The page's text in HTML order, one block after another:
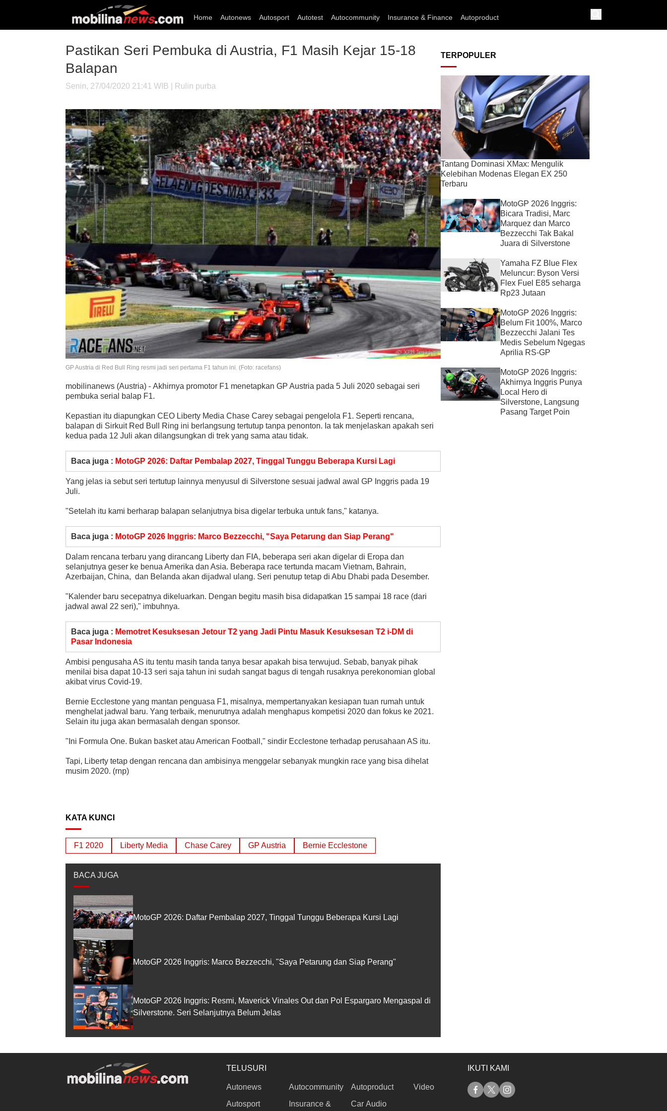
Home Autonews Autosport Autotest Autocommunity Insurance & Finance Autoproduct
Pastikan Seri Pembuka di Austria, F1 Masih Kejar 15-18
Balapan
Senin, 27/04/2020 21:41 WIB | Rulin purba
GP Austria di Red Bull Ring resmi jadi seri pertama F1 tahun ini. (Foto: racefans)
mobilinanews (Austria) - Akhirnya promotor F1 menetapkan GP Austria pada 5 Juli 2020 sebagai seri
pembuka serial balap F1.
Kepastian itu diapungkan CEO Liberty Media Chase Carey sebagai pengelola F1. Seperti rencana,
balapan di Sirkuit Red Bull Ring ini berlangsung tertutup tanpa penonton. Ia tak menjelaskan apakah seri
kedua pada 12 Juli akan dilangsungkan di trek yang sama atau tidak.
Baca juga : MotoGP 2026: Daftar Pembalap 2027, Tinggal Tunggu Beberapa Kursi Lagi
Yang jelas ia sebut seri tertutup lainnya menyusul di Silverstone sesuai jadwal awal GP Inggris pada 19
Juli.
"Setelah itu kami berharap balapan selanjutnya bisa digelar terbuka untuk fans," katanya.
Baca juga : MotoGP 2026 Inggris: Marco Bezzecchi, "Saya Petarung dan Siap Perang"
Dalam rencana terbaru yang dirancang Liberty dan FIA, beberapa seri akan digelar di Eropa dan
selanjutnya geser ke benua Amerika dan Asia. Beberapa race tertunda macam Vietnam, Bahrain,
Azerbaijan, China, dan Belanda akan dijadwal ulang. Seri penutup tetap di Abu Dhabi pada Desember.
"Kalender baru secepatnya dikeluarkan. Dengan begitu masih bisa didapatkan 15 sampai 18 race (dari
jadwal awal 22 seri)," imbuhnya.
Baca juga : Memotret Kesuksesan Jetour T2 yang Jadi Pintu Masuk Kesuksesan T2 i-DM di
Pasar Indonesia
Ambisi pengusaha AS itu tentu masih tanda tanya besar apakah bisa terwujud. Sebab, banyak pihak
menilai bisa dapat 10-13 seri saja tahun ini sudah sangat bagus di tengah rusaknya perekonomian global
akibat virus Covid-19.
Bernie Ecclestone yang mantan penguasa F1, misalnya, mempertanyakan kesiapan tuan rumah untuk
menghelat jadwal baru. Yang terbaik, menurutnya adalah menghapus kompetisi 2020 dan fokus ke 2021.
Selain itu juga akan bermasalah dengan sponsor.
"Ini Formula One. Bukan basket atau American Football," sindir Ecclestone terhadap perusahaan AS itu.
Tapi, Liberty tetap dengan rencana dan ambisinya menggelar sebanyak mungkin race yang bisa dihelat
musim 2020. (rnp)
KATA KUNCI
F1 2020 Liberty Media Chase Carey GP Austria Bernie Ecclestone
BACA JUGA
MotoGP 2026: Daftar Pembalap 2027, Tinggal Tunggu Beberapa Kursi Lagi
MotoGP 2026 Inggris: Marco Bezzecchi, "Saya Petarung dan Siap Perang"
MotoGP 2026 Inggris: Resmi, Maverick Vinales Out dan Pol Espargaro Mengaspal di
Silverstone. Seri Selanjutnya Belum Jelas
TERPOPULER
Tantang Dominasi XMax: Mengulik
Kelebihan Modenas Elegan EX 250
Terbaru
MotoGP 2026 Inggris:
Bicara Tradisi, Marc
Marquez dan Marco
Bezzecchi Tak Bakal
Juara di Silverstone
Yamaha FZ Blue Flex
Meluncur: Byson Versi
Flex Fuel E85 seharga
Rp23 Jutaan
MotoGP 2026 Inggris:
Belum Fit 100%, Marco
Bezzecchi Jalani Tes
Medis Sebelum Ngegas
Aprilia RS-GP
MotoGP 2026 Inggris:
Akhirnya Inggris Punya
Local Hero di
Silverstone, Langsung
Pasang Target Poin
TELUSURI
Autonews
Autosport
Autocommunity
Insurance &
Autoproduct
Car Audio
Video
IKUTI KAMI